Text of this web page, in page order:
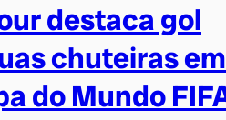
destaca gol
chuteiras em
do Mundo